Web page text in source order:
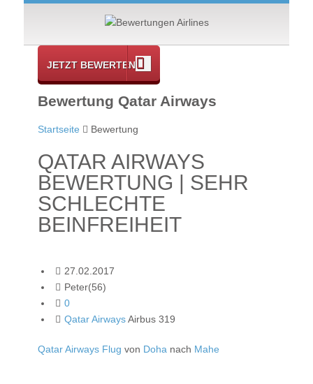
JETZT BEWERTEN
Bewertung Qatar Airways
Startseite Bewertung
QATAR AIRWAYS
BEWERTUNG | SEHR
SCHLECHTE
BEINFREIHEIT
27.02.2017
Peter(56)
0
Qatar AirwaysAirbus 319
Qatar Airways Flug von Doha nach Mahe